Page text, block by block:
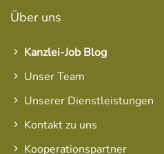
Über uns
Kanzlei-Job Blog
Unser Team
Unserer Dienstleistungen
Kontakt zu uns
Kooperationspartner